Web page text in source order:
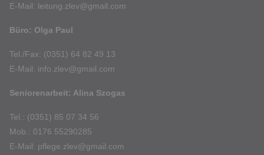
E-Mail: leitung.zlev@gmail.com
Büro: Olga Paul
Tel./Fax: (0351) 64 82 49 13
E-Mail: info.zlev@gmail.com
Seniorenarbeit: Alina Szogas
Tel.: (0351) 85 07 34 56
Mob.: 0176 55290285
E-Mail: pflege.zlev@gmail.com